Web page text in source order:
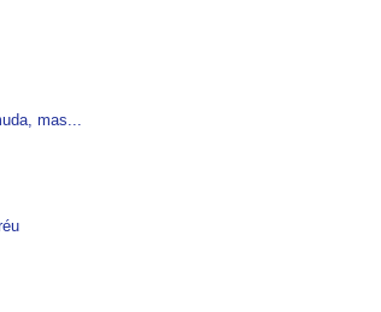
mas...